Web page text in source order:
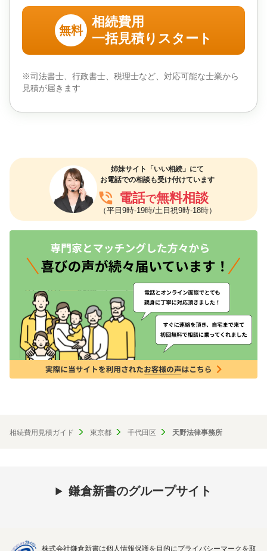
無料
相続費用
一括見積りスタート
※司法書士、行政書士、税理士など、対応可能な士業から
見積が届きます
姉妹サイト「いい相続」にて
お電話での相談も受け付けています
phone_in_talk 電話で無料相談
（平日9時-19時/土日祝9時-18時）
相続費用見積ガイド 東京都 千代田区 天野法律事務所
鎌倉新書のグループサイト
株式会社鎌倉新書は個人情報保護を目的にプライバシーマークを取